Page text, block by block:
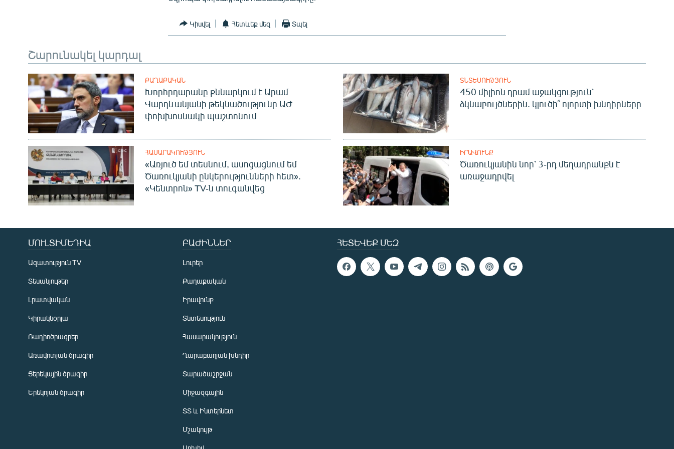
ՄԵԿՆԱԲԱՆՈՒԹՅՈՒՆ
ՏՏ ԵՒ ԻՆՏԵՐՆԵՏ
ԿՈՐՈՆԱՎԻՐՈՒՍ
ԱՐԽԻՎ
ՏԵՍԱՆՅՈՒԹԵՐ
ԲԱՆԱՎԵՃ
ՁԳՏԵԼՈՎ ԼԱՎԱԳՈՒՅՆԻՆ
ՓՈԴՔԱՍԹ
Կիսվել Հետևեք մեզ Տպել
Շարունակել կարդալ
ՔԱՂԱՔԱԿԱՆ
Խորհրդարանը քննարկում է Արամ
Վարդևանյանի թեկնածությունը ԱԺ
փոխխոսնակի պաշտոնում
ՏՆՏԵՍՈՒԹՅՈՒՆ
450 միլիոն դրամ աջակցություն՝
ձկնաբույծներին. կլուծի՞ ոլորտի խնդիրները
ՀԱՍԱՐԱԿՈՒԹՅՈՒՆ
«Առյուծ եմ տեսնում, ասոցացնում եմ
Ծառուկյանի ընկերությունների հետ».
«Կենտրոն» TV-ն տուգանվեց
ԻՐԱՎՈՒՆՔ
Ծառուկյանին նոր՝ 3-րդ մեղադրանքն է
առաջադրվել
ՀԵՏԵՎԵՔ ՄԵԶ
ՄՈՒԼՏԻՄԵԴԻԱ
Ազատություն TV
Տեսանյութեր
Լրատվական
Կիրակնօրյա
Ռադիոծրագրեր
Առավոտյան ծրագիր
Ցերեկային ծրագիր
Երեկոյան ծրագիր
ԲԱԺԻՆՆԵՐ
Լուրեր
Քաղաքական
Իրավունք
Տնտեսություն
Հասարակություն
Ղարաբաղյան խնդիր
Տարածաշրջան
Միջազգային
ՏՏ և Ինտերնետ
Մշակույթ